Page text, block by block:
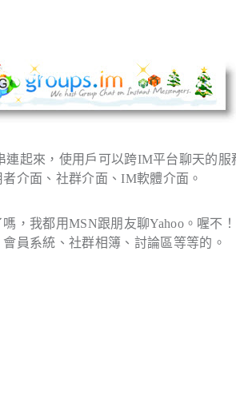
起來，使用戶可以跨IM平台聊天的
介面、社群介面、IM軟體介面。
，我都用MSN跟朋友聊Yahoo。喔不！
員系統、社群相簿、討論區等等的。